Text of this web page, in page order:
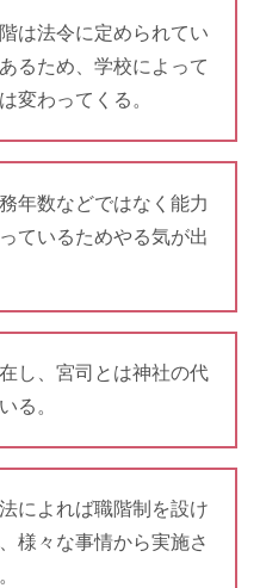
は法令に定められてい
るため、学校によって
変わってくる。
年数などではなく能力
ているためやる気が出
し、宮司とは神社の代
る。
によれば職階制を設け
様々な事情から実施さ